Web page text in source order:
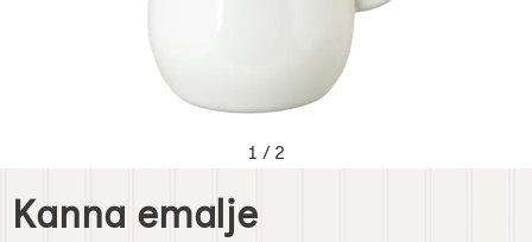
1 / 2
Kanna emalje